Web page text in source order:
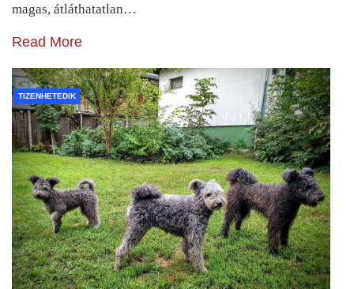
magas, átláthatatlan…
Read More
TIZENHETEDIK